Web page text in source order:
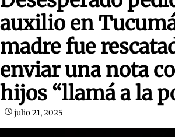
auxilio en
madre fue
enviar una nota
hijos “llamá a la
julio 21, 2025